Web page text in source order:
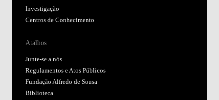
Investigação
Centros de Conhecimento
Atalhos
Junte-se a nós
Regulamentos e Atos Públicos
Fundação Alfredo de Sousa
Biblioteca